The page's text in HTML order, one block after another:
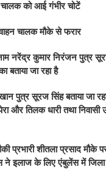
को आई गंभीर चोटें
चालक मौके से फरार
नरेंद्र कुमार निरंजन पुत्र
बताया जा रहा है
पुत्र सूरज सिंह बताया जा
और तिलक धारी तथा निवासी
प्रभारी शीतला प्रसाद मौके
ने इलाज के लिए एंबुलेंस में